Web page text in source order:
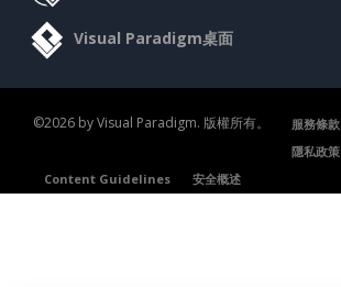
Visual Paradigm桌面
©2026 by Visual Paradigm. 版權所有。 服務條款
隱私政策
Content Guidelines
安全概述